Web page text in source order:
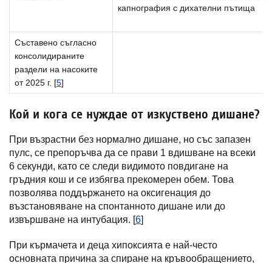
капнография с дихателни пътища
Съставено съгласно
консолидираните
раздели на насоките
от 2025 г. [5]
Кой и кога се нуждае от изкуствено дишане?
При възрастни без нормално дишане, но със запазен
пулс, се препоръчва да се прави 1 вдишване на всеки
6 секунди, като се следи видимото повдигане на
гръдния кош и се избягва прекомерен обем. Това
позволява поддържането на оксигенация до
възстановяване на спонтанното дишане или до
извършване на интубация. [6]
При кърмачета и деца хипоксията е най-често
основната причина за спиране на кръвообращението,